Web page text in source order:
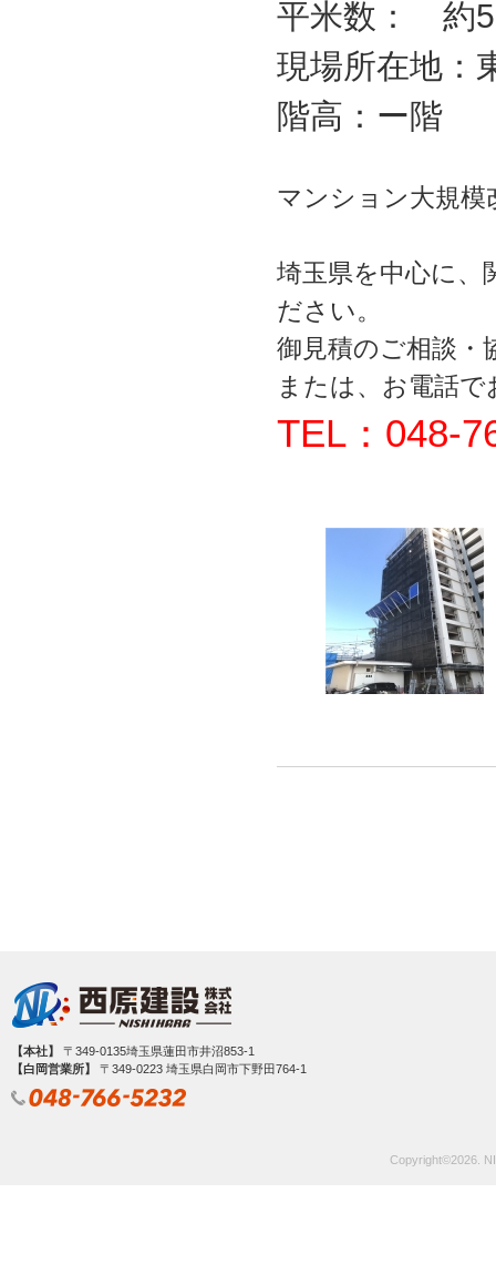
平米数： 約
現場所在地：
階高：ー階
マンション大規模
埼玉県を中心に、
ださい。
御見積のご相談・
または、お電話
TEL：048-
【本社】
〒349-0135埼玉県蓮田市井沼853-1
【白岡営業所】
〒349‐0223 埼玉県白岡市下野田764-1
Copyright©2026.